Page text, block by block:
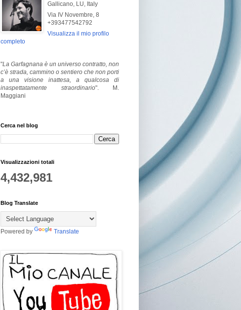
Gallicano, LU, Italy
Via IV Novembre, 8
+393477542792
Visualizza il mio profilo
completo
"La Garfagnana è un universo contratto, non
c’è strada, cammino o sentiero che non porti
a una visione inattesa, a qualcosa di
inaspettatamente straordinario". M.
Maggiani
Cerca nel blog
Visualizzazioni totali
4,432,981
Blog Translate
Powered by Translate